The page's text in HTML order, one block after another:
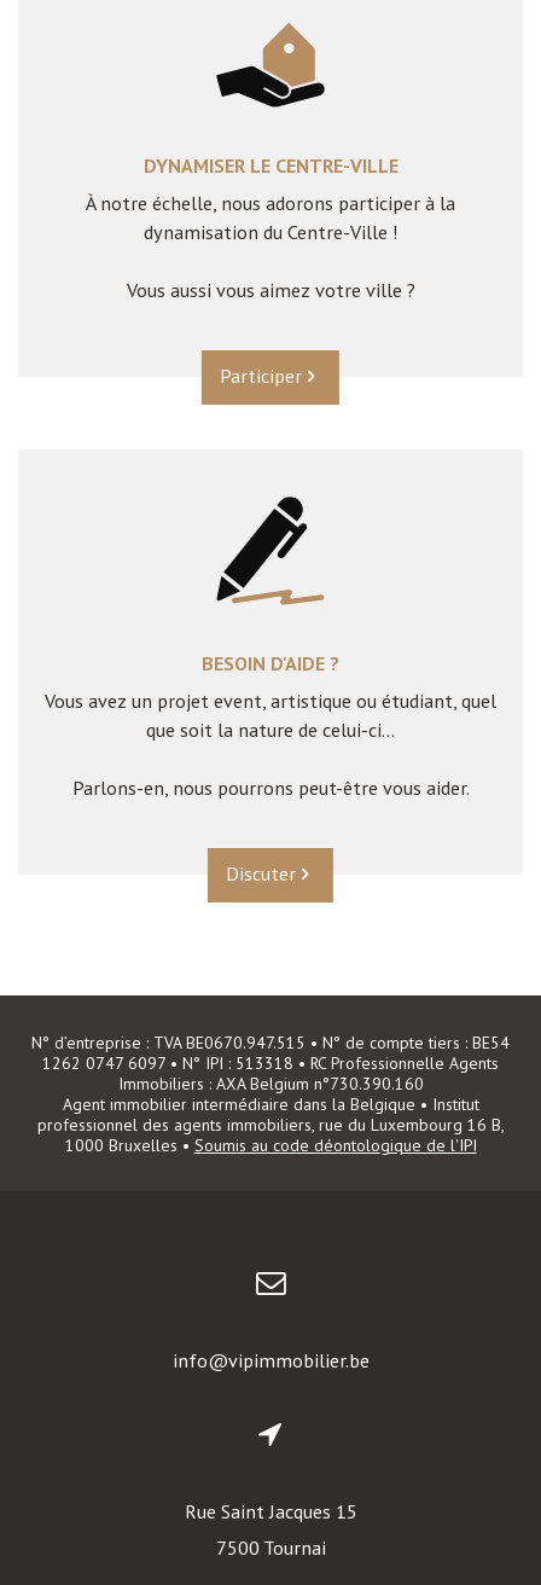
DYNAMISER LE CENTRE-VILLE
À notre échelle, nous adorons participer à la
dynamisation du Centre-Ville !
Vous aussi vous aimez votre ville ?
Participer
BESOIN D'AIDE ?
Vous avez un projet event, artistique ou étudiant, quel
que soit la nature de celui-ci...
Parlons-en, nous pourrons peut-être vous aider.
Discuter
N° d’entreprise : TVA BE0670.947.515 • N° de compte tiers : BE54
1262 0747 6097 • N° IPI : 513318 • RC Professionnelle Agents
Immobiliers : AXA Belgium n°730.390.160
Agent immobilier intermédiaire dans la Belgique • Institut
professionnel des agents immobiliers, rue du Luxembourg 16 B,
1000 Bruxelles • Soumis au code déontologique de l'IPI
info@vipimmobilier.be
Rue Saint Jacques 15
7500 Tournai